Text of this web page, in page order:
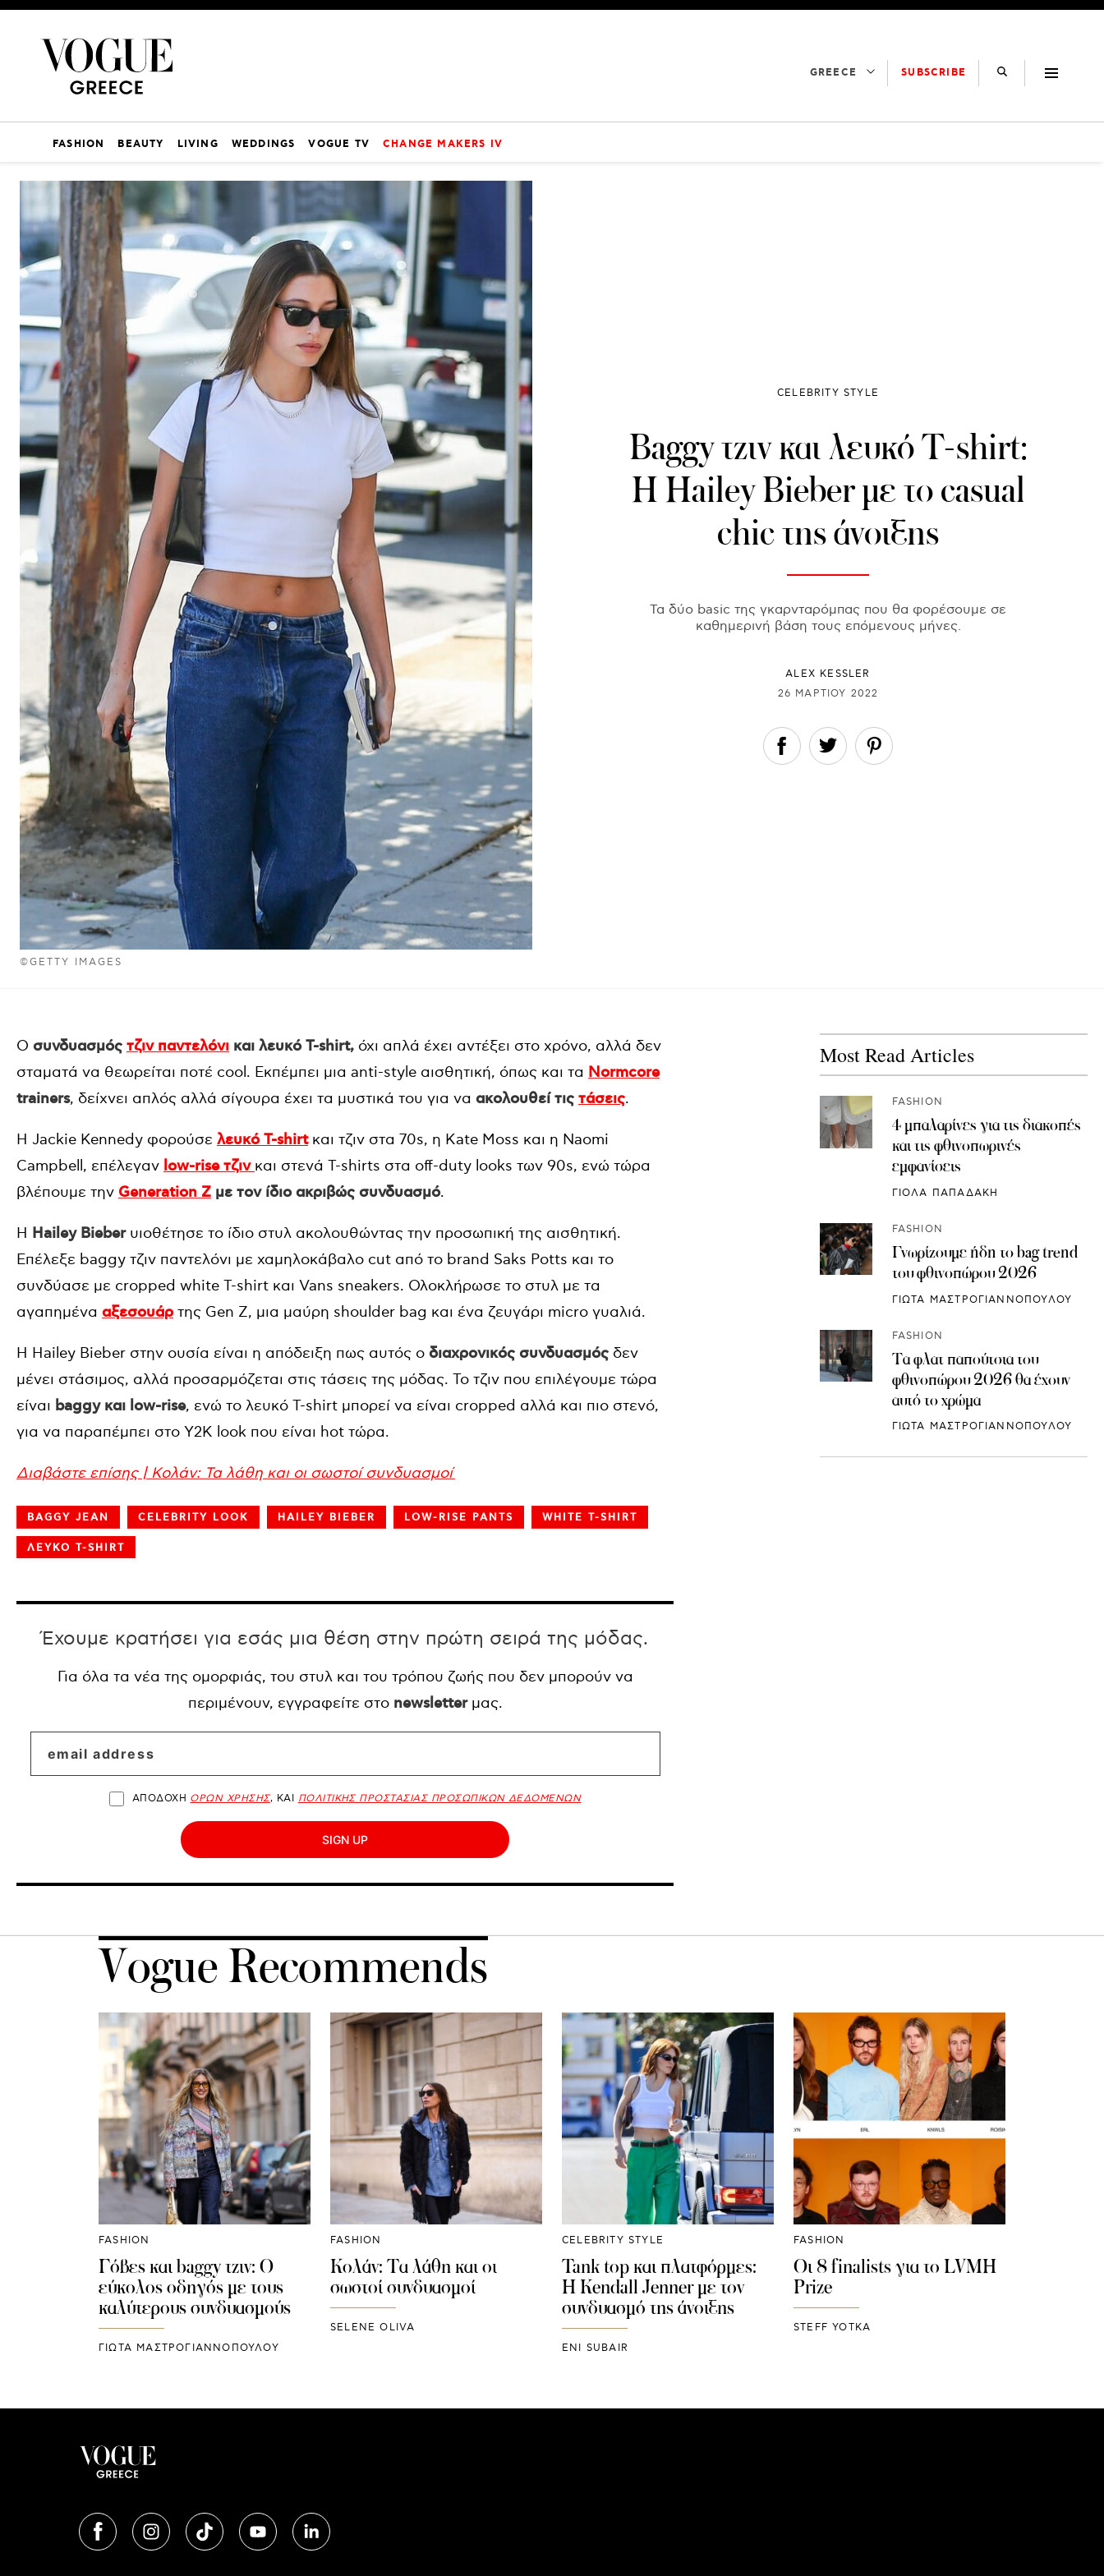
GREECE SUBSCRIBE
FASHION BEAUTY LIVING WEDDINGS VOGUE TV CHANGE MAKERS IV
©GETTY IMAGES
CELEBRITY STYLE
Baggy τζιν και λευκό T-shirt:
H Hailey Bieber με το casual
chic της άνοιξης
Τα δύο basic της γκαρνταρόμπας που θα φορέσουμε σε
καθημερινή βάση τους επόμενους μήνες.
ALEX KESSLER
26 ΜΑΡΤΊΟΥ 2022
Ο συνδυασμός τζιν παντελόνι και λευκό T-shirt, όχι απλά έχει αντέξει στο χρόνο, αλλά δεν
σταματά να θεωρείται ποτέ cool. Εκπέμπει μια anti-style αισθητική, όπως και τα Normcore
trainers, δείχνει απλός αλλά σίγουρα έχει τα μυστικά του για να ακολουθεί τις τάσεις.
Η Jackie Kennedy φορούσε λευκό T-shirtκαι τζιν στα 70s, η Kate Moss και η Naomi
Campbell, επέλεγαν low-rise τζιν και στενά T-shirts στα off-duty looks των 90s, ενώ τώρα
βλέπουμε την Generation Z με τον ίδιο ακριβώς συνδυασμό.
Η Hailey Bieberυιοθέτησε το ίδιο στυλ ακολουθώντας την προσωπική της αισθητική.
Επέλεξε baggy τζιν παντελόνι με χαμηλοκάβαλο cut από το brand Saks Potts και το
συνδύασε με cropped white T-shirt και Vans sneakers. Ολοκλήρωσε το στυλ με τα
αγαπημένα αξεσουάρ της Gen Z, μια μαύρη shoulder bag και ένα ζευγάρι micro γυαλιά.
Η Hailey Bieber στην ουσία είναι η απόδειξη πως αυτός ο διαχρονικός συνδυασμός δεν
μένει στάσιμος, αλλά προσαρμόζεται στις τάσεις της μόδας. Το τζιν που επιλέγουμε τώρα
είναι baggy και low-rise, ενώ το λευκό T-shirt μπορεί να είναι cropped αλλά και πιο στενό,
για να παραπέμπει στο Y2K look που είναι hot τώρα.
Διαβάστε επίσης | Κολάν: Τα λάθη και οι σωστοί συνδυασμοί
BAGGY JEAN CELEBRITY LOOK HAILEY BIEBER LOW-RISE PANTS WHITE T-SHIRT
ΛΕΥΚΟ T-SHIRT
Έχουμε κρατήσει για εσάς μια θέση στην πρώτη σειρά της μόδας.
Για όλα τα νέα της ομορφιάς, του στυλ και του τρόπου ζωής που δεν μπορούν να
περιμένουν, εγγραφείτε στο newsletterμας.
ΑΠΟΔΟΧΗ ΟΡΩΝ ΧΡΗΣΗΣ, ΚΑΙ ΠΟΛΙΤΙΚΗΣ ΠΡΟΣΤΑΣΙΑΣ ΠΡΟΣΩΠΙΚΩΝ ΔΕΔΟΜΕΝΩΝ
SIGN UP
Most Read Articles
FASHION
4 μπαλαρίνες για τις διακοπές
και τις φθινοπωρινές
εμφανίσεις
ΓΙΟΛΑ ΠΑΠΑΔΑΚΗ
FASHION
Γνωρίζουμε ήδη το bag trend
του φθινοπώρου 2026
ΓΙΩΤΑ ΜΑΣΤΡΟΓΙΑΝΝΟΠΟΥΛΟΥ
FASHION
Τα φλατ παπούτσια του
φθινοπώρου 2026 θα έχουν
αυτό το χρώμα
ΓΙΩΤΑ ΜΑΣΤΡΟΓΙΑΝΝΟΠΟΥΛΟΥ
Vogue Recommends
FASHION
Γόβες και baggy τζιν: Ο
εύκολος οδηγός με τους
καλύτερους συνδυασμούς
ΓΙΩΤΑ ΜΑΣΤΡΟΓΙΑΝΝΟΠΟΥΛΟΥ
FASHION
Κολάν: Τα λάθη και οι
σωστοί συνδυασμοί
SELENE OLIVA
CELEBRITY STYLE
Tank top και πλατφόρμες:
Η Kendall Jenner με τον
συνδυασμό της άνοιξης
ENI SUBAIR
FASHION
Οι 8 finalists για το LVMH
Prize
STEFF YOTKA